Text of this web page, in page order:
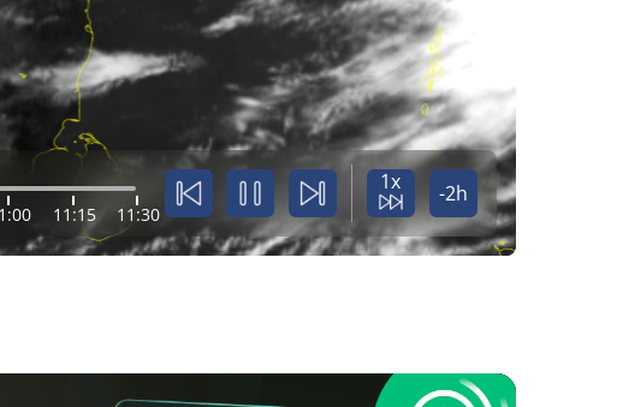
11:15 11:30
1x -2h